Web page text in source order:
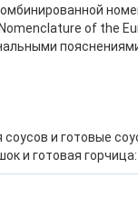
of the
и готовые
и готовая горчица: